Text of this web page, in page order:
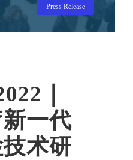
Press Release
｜
一代
术研